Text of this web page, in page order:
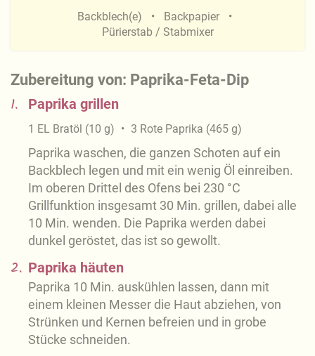
Zubereitung von: Paprika-Feta-Dip
1. Paprika grillen
1 EL Bratöl (10 g) 3 Rote Paprika (465 g)
Paprika waschen, die ganzen Schoten auf ein
Backblech legen und mit ein wenig Öl einreiben.
Im oberen Drittel des Ofens bei 230 °C
Grillfunktion insgesamt 30 Min. grillen, dabei alle
10 Min. wenden. Die Paprika werden dabei
dunkel geröstet, das ist so gewollt.
2. Paprika häuten
Paprika 10 Min. auskühlen lassen, dann mit
einem kleinen Messer die Haut abziehen, von
Strünken und Kernen befreien und in grobe
Stücke schneiden.
Backblech(e)
Backpapier
Pürierstab / Stabmixer